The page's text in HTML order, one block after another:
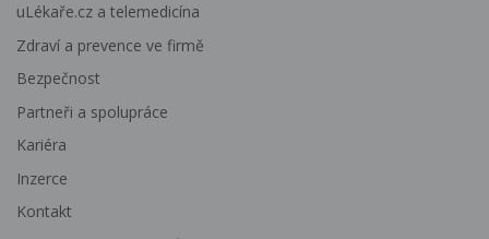
uLékaře.cz a telemedicína
Zdraví a prevence ve firmě
Bezpečnost
Partneři a spolupráce
Kariéra
Inzerce
Kontakt